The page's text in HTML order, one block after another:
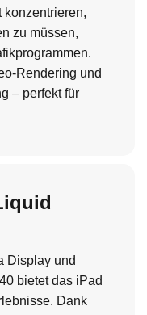
konzentrieren,
zu müssen,
Rendering und
– perfekt für
Display und
bietet das iPad
Dank